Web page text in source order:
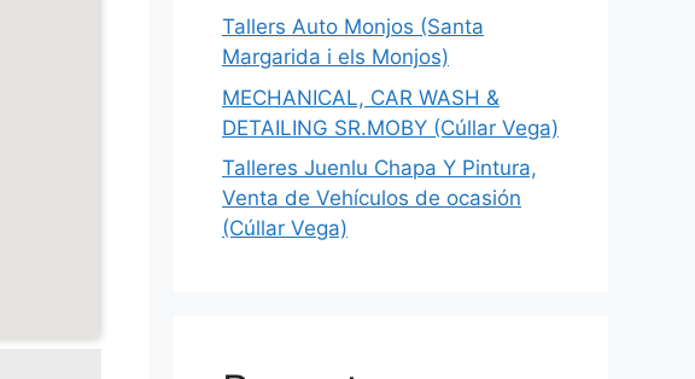
Tallers Auto Monjos (Santa
Margarida i els Monjos)
MECHANICAL, CAR WASH &
DETAILING SR.MOBY (Cúllar Vega)
Talleres Juenlu Chapa Y Pintura,
Venta de Vehículos de ocasión
(Cúllar Vega)